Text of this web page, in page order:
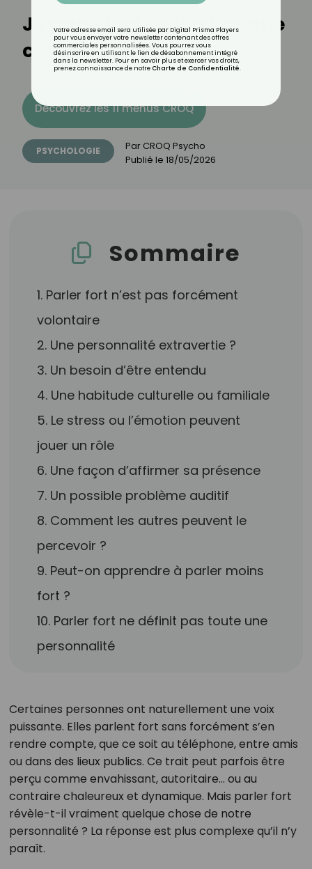
Je parle fort : qu’est ce que
cela dit de moi ?
Découvrez les 11 menus CROQ
PSYCHOLOGIE Par CROQ Psycho
Publié le 18/05/2026
Sommaire
1. Parler fort n’est pas forcément
volontaire
2. Une personnalité extravertie ?
3. Un besoin d’être entendu
4. Une habitude culturelle ou familiale
5. Le stress ou l’émotion peuvent
jouer un rôle
6. Une façon d’affirmer sa présence
7. Un possible problème auditif
8. Comment les autres peuvent le
percevoir ?
9. Peut-on apprendre à parler moins
fort ?
10. Parler fort ne définit pas toute une
personnalité
Certaines personnes ont naturellement une voix
puissante. Elles parlent fort sans forcément s’en
rendre compte, que ce soit au téléphone, entre amis
ou dans des lieux publics. Ce trait peut parfois être
perçu comme envahissant, autoritaire… ou au
contraire chaleureux et dynamique. Mais parler fort
révèle-t-il vraiment quelque chose de notre
personnalité ? La réponse est plus complexe qu’il n’y
paraît.
Votre adresse email sera utilisée par Digital Prisma Players
pour vous envoyer votre newsletter contenant des offres
commerciales personnalisées. Vous pourrez vous
désinscrire en utilisant le lien de désabonnement intégré
dans la newsletter. Pour en savoir plus et exercer vos droits,
prenez connaissance de notre Charte de Confidentialité.